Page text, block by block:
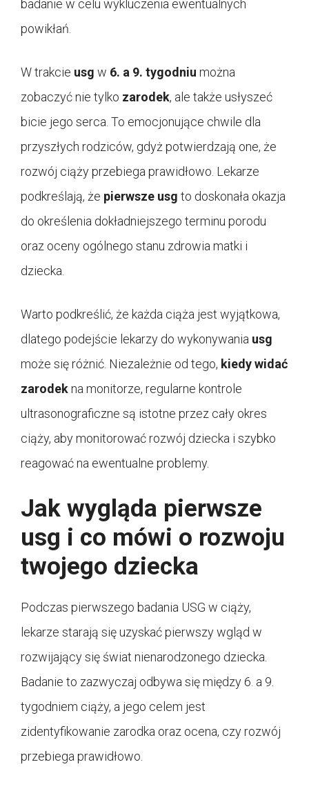
badanie w celu wykluczenia ewentualnych
powikłań.
W trakcie usg w 6. a 9. tygodniu można
zobaczyć nie tylko zarodek, ale także usłyszeć
bicie jego serca. To emocjonujące chwile dla
przyszłych rodziców, gdyż potwierdzają one, że
rozwój ciąży przebiega prawidłowo. Lekarze
podkreślają, że pierwsze usg to doskonała okazja
do określenia dokładniejszego terminu porodu
oraz oceny ogólnego stanu zdrowia matki i
dziecka.
Warto podkreślić, że każda ciąża jest wyjątkowa,
dlatego podejście lekarzy do wykonywania usg
może się różnić. Niezależnie od tego, kiedy widać
zarodekna monitorze, regularne kontrole
ultrasonograficzne są istotne przez cały okres
ciąży, aby monitorować rozwój dziecka i szybko
reagować na ewentualne problemy.
Jak wygląda pierwsze
usg i co mówi o rozwoju
twojego dziecka
Podczas pierwszego badania USG w ciąży,
lekarze starają się uzyskać pierwszy wgląd w
rozwijający się świat nienarodzonego dziecka.
Badanie to zazwyczaj odbywa się między 6. a 9.
tygodniem ciąży, a jego celem jest
zidentyfikowanie zarodka oraz ocena, czy rozwój
przebiega prawidłowo.